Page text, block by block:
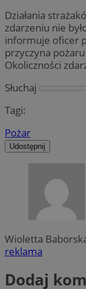
Działania
zdarzeniu nie
informuje oficer
przyczyna
Okoliczności
Słuchaj
Tagi:
Pożar
Udostępnij
Wioletta
reklama
Dodaj